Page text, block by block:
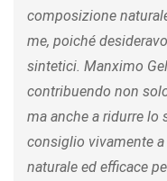
composizione
me, poiché
sintetici. Manximo
contribuendo non
ma anche a ridurre lo
consiglio vivamente
naturale ed efficace